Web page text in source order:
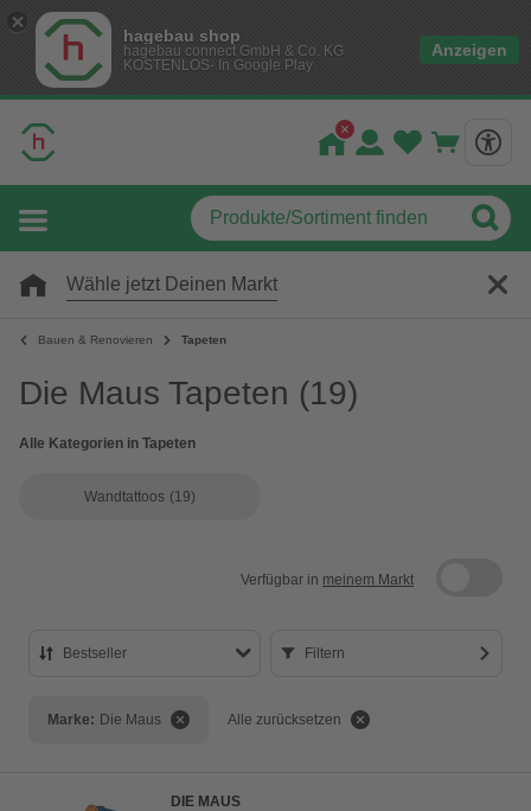
hagebau shop
hagebau connect GmbH & Co. KG
KOSTENLOS- In Google Play
Anzeigen
Wähle jetzt Deinen Markt
Bauen & Renovieren Tapeten
Die Maus Tapeten (19)
Alle Kategorien in Tapeten
Wandtattoos (19)
Verfügbar in meinem Markt
Bestseller Filtern
Marke: Die Maus Alle zurücksetzen
DIE MAUS